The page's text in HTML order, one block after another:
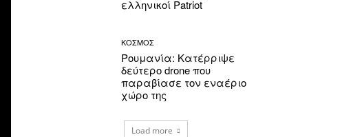
ελληνικοί Patriot
ΚΟΣΜΟΣ
Ρουμανία: Κατέρριψε
δεύτερο drone που
παραβίασε τον εναέριο
χώρο της
Load more